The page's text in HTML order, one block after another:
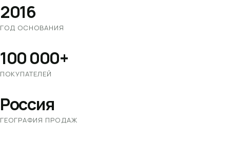
2016
ГОД ОСНОВАНИЯ
100 000+
ПОКУПАТЕЛЕЙ
Россия
ГЕОГРАФИЯ ПРОДАЖ